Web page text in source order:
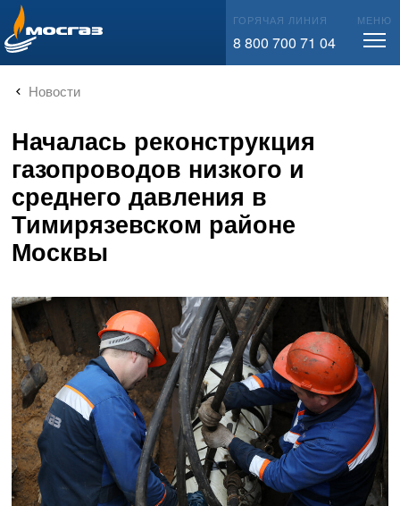
info@mos-gaz.ru ГОРЯЧАЯ ЛИНИЯ
8 800 700 71 04
МЕНЮ
Новости
Началась реконструкция
газопроводов низкого и
среднего давления в
Тимирязевском районе
Москвы